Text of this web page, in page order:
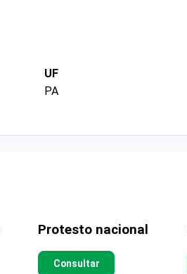
UF
PA
Protesto nacional
Consultar